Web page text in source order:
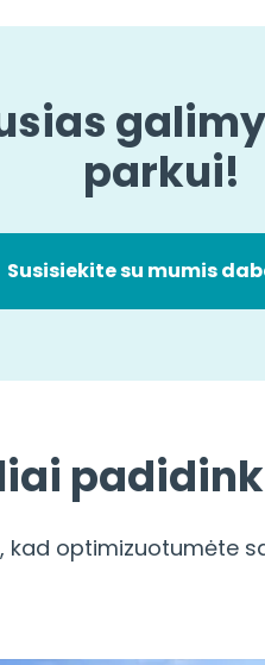
parkui!
Susisiekite su mumis
kad optimizuotumėte